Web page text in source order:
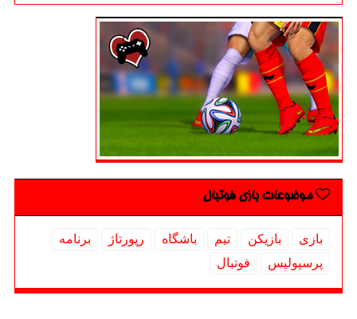
موضوعات بازی فوتبال
بازی بازیكن تیم باشگاه رپورتاژ
برنامه
پرسپولیس
فوتبال